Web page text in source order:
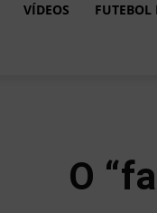
VÍDEOS FUTEBOL
O